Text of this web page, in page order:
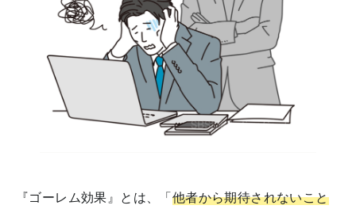
『ゴーレム効果』とは、「他者から期待されないこと